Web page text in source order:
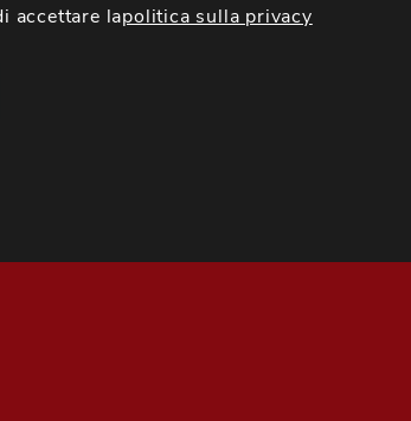
accettare lapolitica sulla privacy